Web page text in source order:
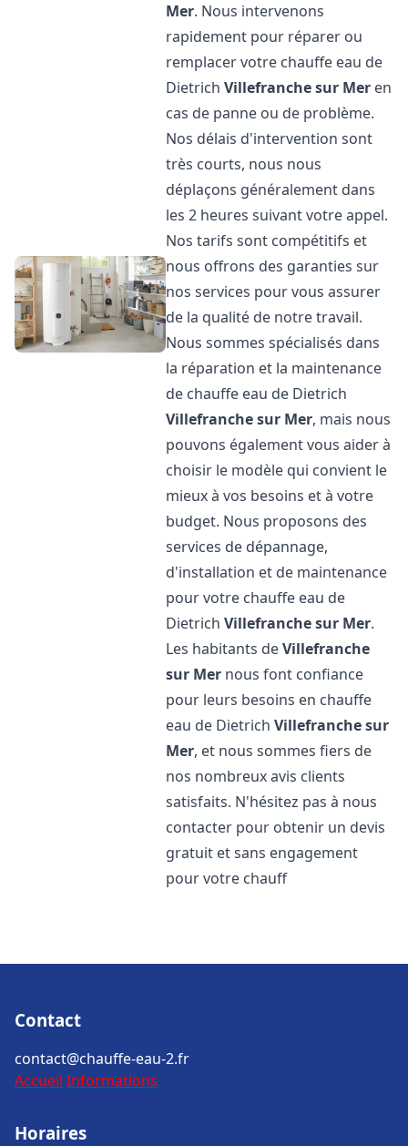
Mer. Nous intervenons
rapidement pour réparer ou
remplacer votre chauffe eau de
DietrichVillefranche sur Mer en
cas de panne ou de problème.
Nos délais d'intervention sont
très courts, nous nous
déplaçons généralement dans
les 2 heures suivant votre appel.
Nos tarifs sont compétitifs et
nous offrons des garanties sur
nos services pour vous assurer
de la qualité de notre travail.
Nous sommes spécialisés dans
la réparation et la maintenance
de chauffe eau de Dietrich
Villefranche sur Mer, mais nous
pouvons également vous aider à
choisir le modèle qui convient le
mieux à vos besoins et à votre
budget. Nous proposons des
services de dépannage,
d'installation et de maintenance
pour votre chauffe eau de
DietrichVillefranche sur Mer.
Les habitants deVillefranche
sur Mer nous font confiance
pour leurs besoins en chauffe
eau de DietrichVillefranche sur
Mer, et nous sommes fiers de
nos nombreux avis clients
satisfaits. N'hésitez pas à nous
contacter pour obtenir un devis
gratuit et sans engagement
pour votre chauff
Contact
contact@chauffe-eau-2.fr
Accueil Informations
Horaires